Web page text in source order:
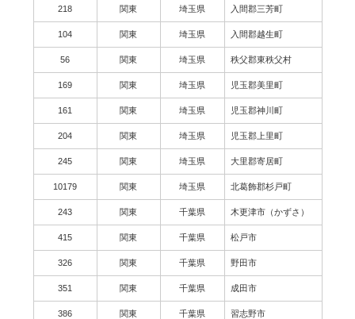
218 関東 埼玉県 入間郡三芳町
104 関東 埼玉県 入間郡越生町
56 関東 埼玉県 秩父郡東秩父村
169 関東 埼玉県 児玉郡美里町
161 関東 埼玉県 児玉郡神川町
204 関東 埼玉県 児玉郡上里町
245 関東 埼玉県 大里郡寄居町
10179 関東 埼玉県 北葛飾郡杉戸町
243 関東 千葉県 木更津市（かずさ）
415 関東 千葉県 松戸市
326 関東 千葉県 野田市
351 関東 千葉県 成田市
386 関東 千葉県 習志野市